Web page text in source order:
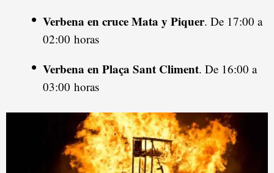
Verbena en cruce Mata y Piquer. De 17:00 a
02:00 horas
Verbena en Plaça Sant Climent. De 16:00 a
03:00 horas